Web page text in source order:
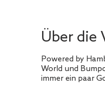
Über die
Powered by
World und
immer ein paar